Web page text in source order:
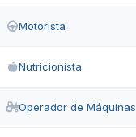
Motorista
Nutricionista
Operador de Máquinas